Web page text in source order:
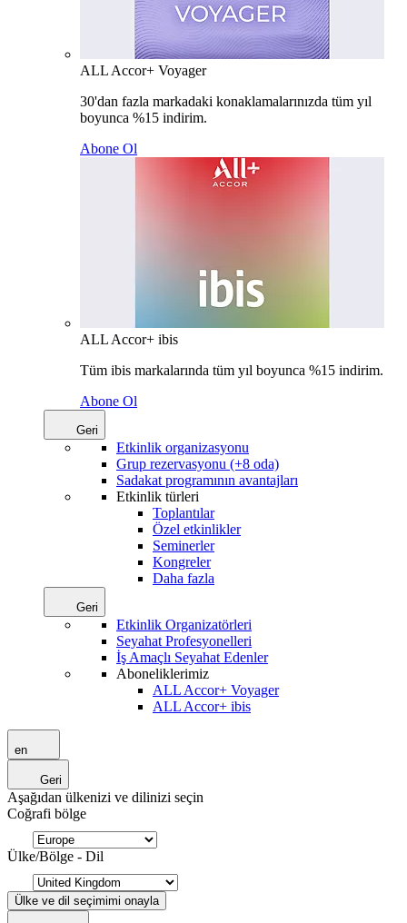
ALL Accor+ Voyager
30'dan fazla markadaki konaklamalarınızda tüm yıl
boyunca %15 indirim.
Abone Ol
ALL Accor+ ibis
Tüm ibis markalarında tüm yıl boyunca %15 indirim.
Abone Ol
Geri
Etkinlik organizasyonu
Grup rezervasyonu (+8 oda)
Sadakat programının avantajları
Etkinlik türleri
Toplantılar
Özel etkinlikler
Seminerler
Kongreler
Daha fazla
Geri
Etkinlik Organizatörleri
Seyahat Profesyonelleri
İş Amaçlı Seyahat Edenler
Aboneliklerimiz
ALL Accor+ Voyager
ALL Accor+ ibis
en
Geri
Aşağıdan ülkenizi ve dilinizi seçin
Coğrafi bölge
Ülke/Bölge - Dil
Ülke ve dil seçimimi onayla